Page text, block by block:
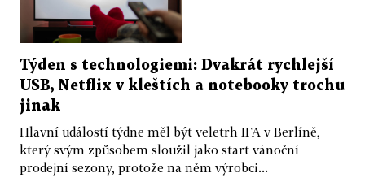
Týden s technologiemi: Dvakrát rychlejší
USB, Netflix v kleštích a notebooky trochu
jinak
Hlavní událostí týdne měl být veletrh IFA v Berlíně,
který svým způsobem sloužil jako start vánoční
prodejní sezony, protože na něm výrobci...